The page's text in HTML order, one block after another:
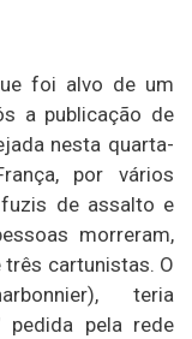
foi alvo de um
a publicação de
nesta quarta-
por vários
de assalto e
morreram,
cartunistas. O
teria
pedida pela rede